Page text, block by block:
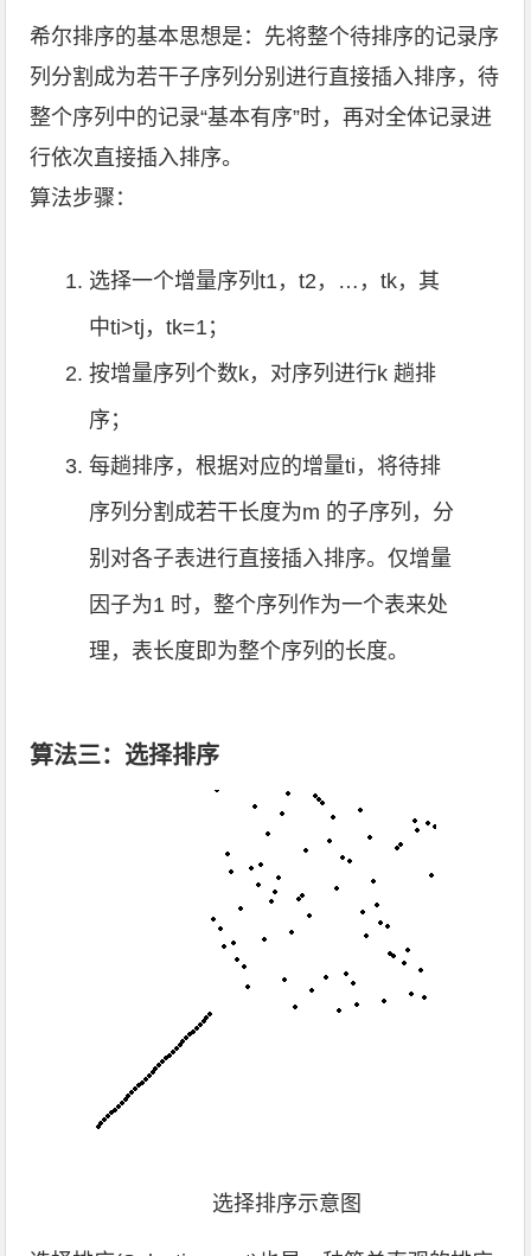
希尔排序的基本思想是：先将整个待排序的记录序
列分割成为若干子序列分别进行直接插入排序，待
整个序列中的记录“基本有序”时，再对全体记录进
行依次直接插入排序。
算法步骤：
选择一个增量序列t1，t2，…，tk，其
中ti>tj，tk=1；
按增量序列个数k，对序列进行k 趟排
序；
每趟排序，根据对应的增量ti，将待排
序列分割成若干长度为m 的子序列，分
别对各子表进行直接插入排序。仅增量
因子为1 时，整个序列作为一个表来处
理，表长度即为整个序列的长度。
算法三：选择排序
选择排序示意图